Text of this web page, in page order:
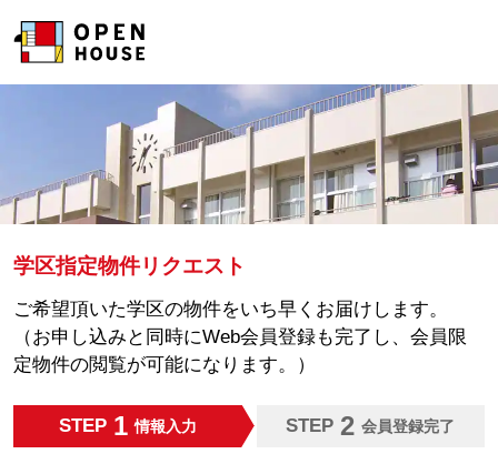
学区指定物件リクエスト
ご希望頂いた学区の物件をいち早くお届けします。
（お申し込みと同時にWeb会員登録も完了し、会員限
定物件の閲覧が可能になります。）
STEP 1 情報入力 STEP 2 会員登録完了